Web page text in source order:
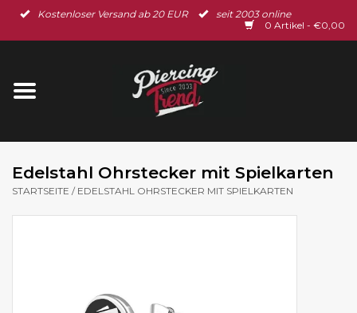
Kostenloser Versand ab 20 EUR
seit 2003 online
0 Artikel - €0,00
Startseite
Ohrschmuck
Edelstahl Ohrstecker mit Spielkarten
STARTSEITE / EDELSTAHL OHRSTECKER MIT SPIELKARTEN